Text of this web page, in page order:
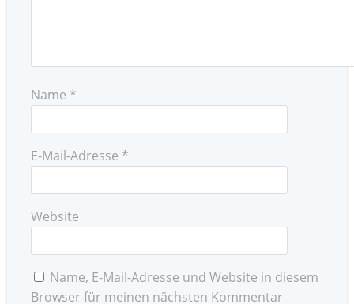
Name *
E-Mail-Adresse *
Website
Name, E-Mail-Adresse und Website in diesem
Browser für meinen nächsten Kommentar